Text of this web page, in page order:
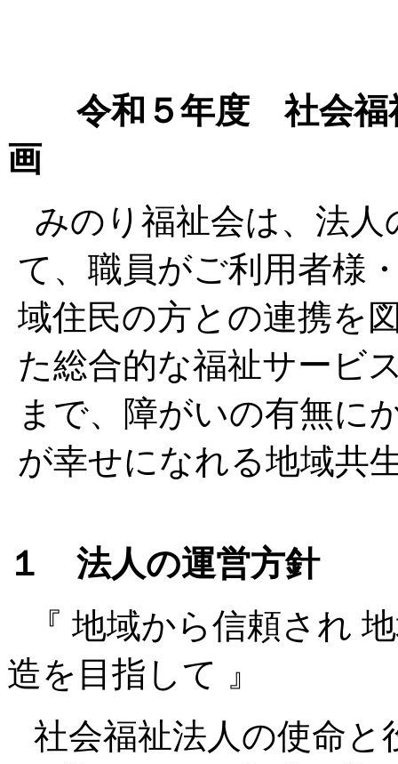
令和５年度 社会
画
みのり福祉会は、法
て、職員がご利用者様
域住民の方との連携を
た総合的な福祉サービ
まで、障がいの有無に
が幸せになれる地域共
１ 法人の運営方針
『 地域から信頼され
造を目指して 』
社会福祉法人の使命と